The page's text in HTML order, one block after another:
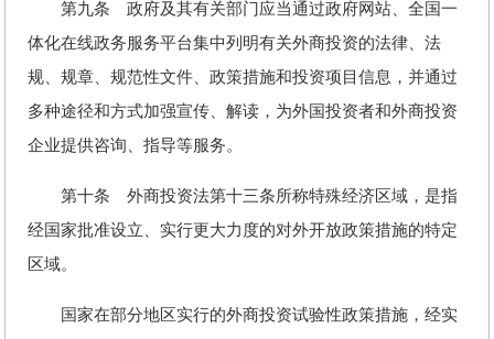
第九条 政府及其有关部门应当通过政府网站、全国一
体化在线政务服务平台集中列明有关外商投资的法律、法
规、规章、规范性文件、政策措施和投资项目信息，并通过
多种途径和方式加强宣传、解读，为外国投资者和外商投资
企业提供咨询、指导等服务。
第十条 外商投资法第十三条所称特殊经济区域，是指
经国家批准设立、实行更大力度的对外开放政策措施的特定
区域。
国家在部分地区实行的外商投资试验性政策措施，经实